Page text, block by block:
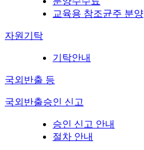
교육용 참조균주 분양
자원기탁
기탁안내
국외반출 등
국외반출승인 신고
승인 신고 안내
절차 안내